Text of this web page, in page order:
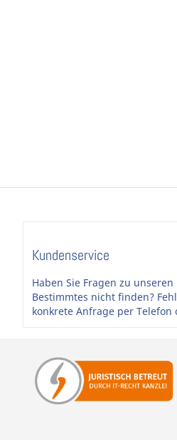
Kundenservice
Haben Sie Fragen zu
Bestimmtes nicht finden?
konkrete Anfrage per